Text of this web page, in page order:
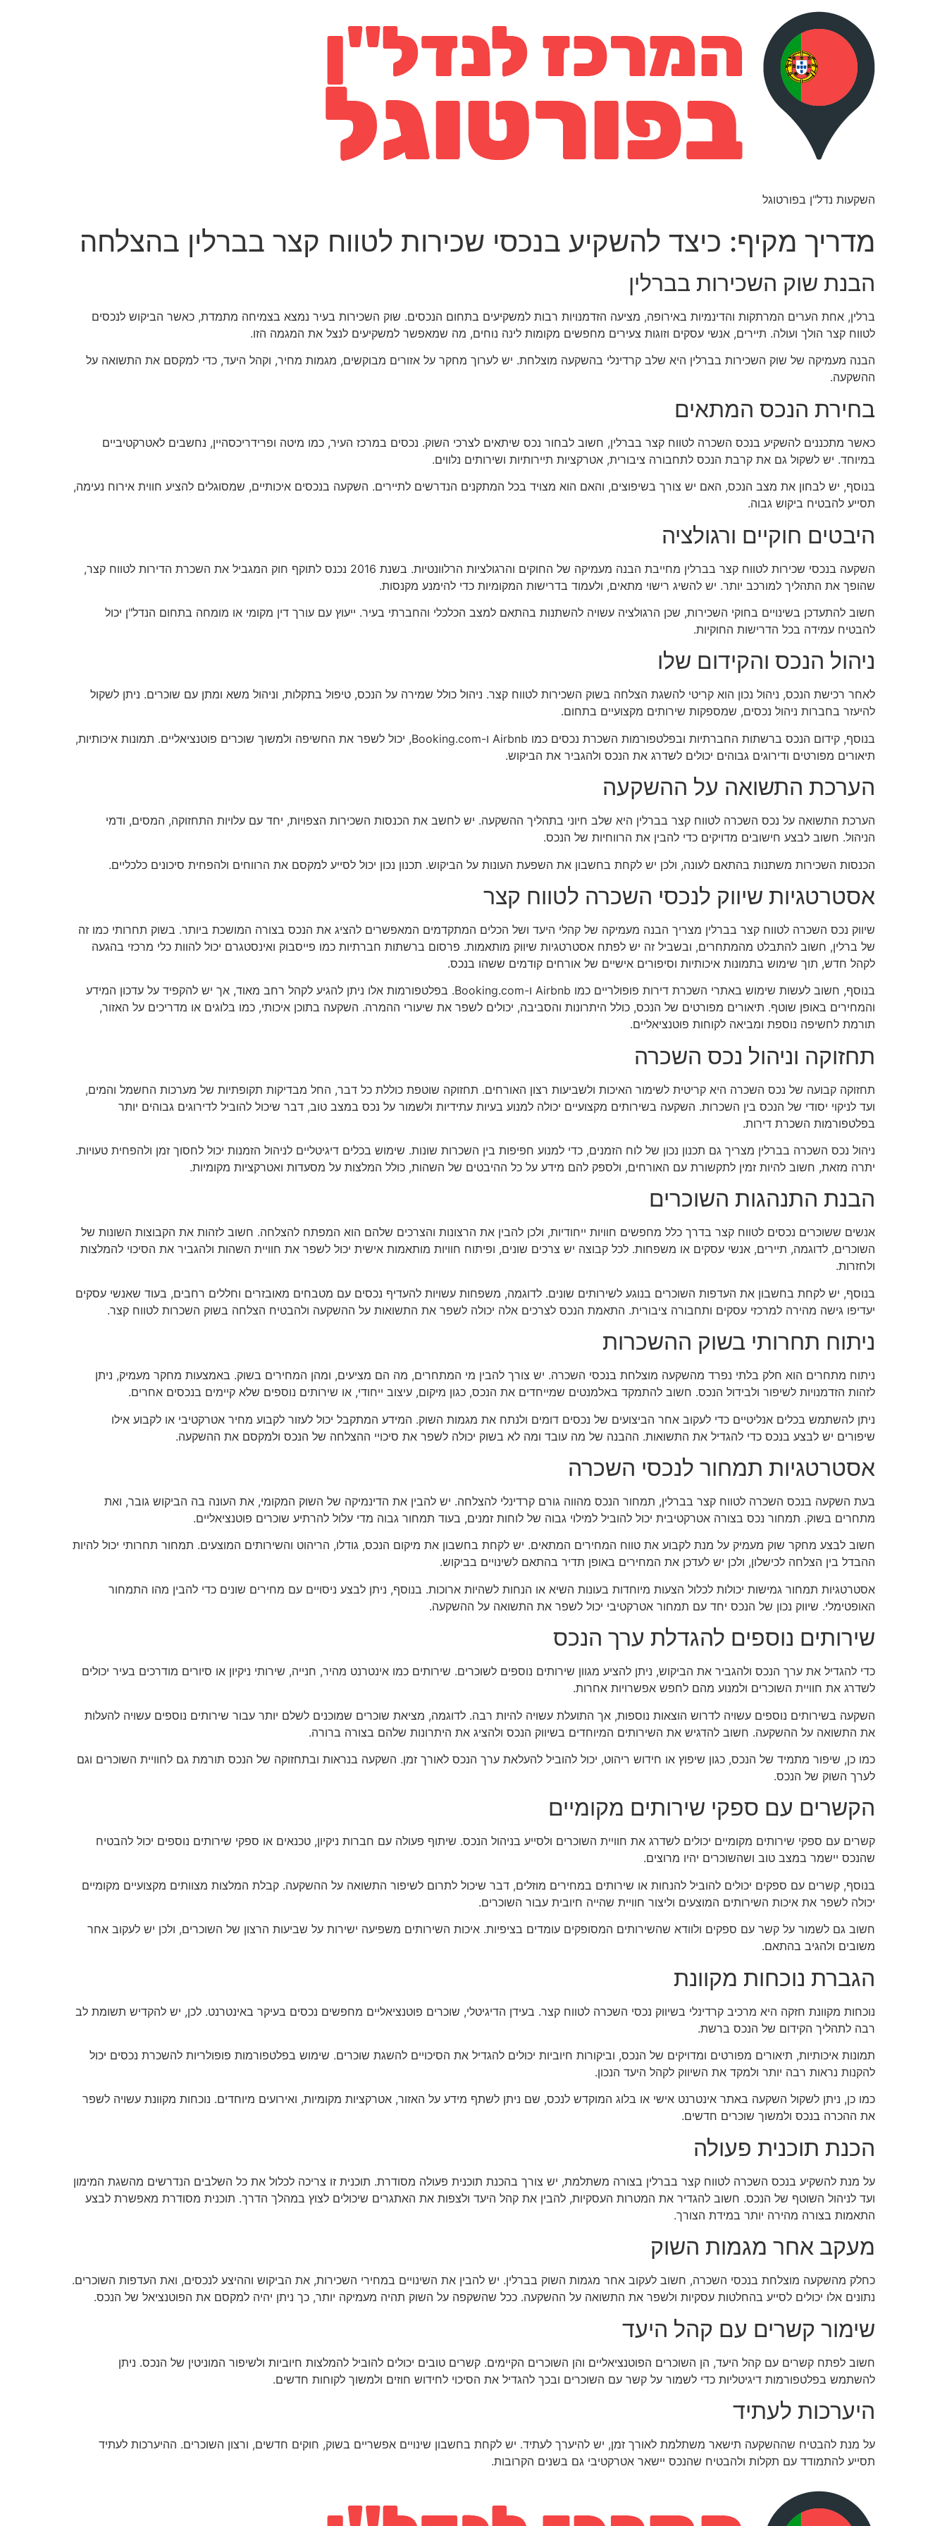
השקעות נדל"ן בפורטוגל
מדריך מקיף: כיצד להשקיע בנכסי שכירות לטווח קצר בברלין בהצלחה
הבנת שוק השכירות בברלין
ברלין, אחת הערים המרתקות והדינמיות באירופה, מציעה הזדמנויות רבות למשקיעים בתחום הנכסים. שוק השכירות בעיר נמצא בצמיחה מתמדת, כאשר הביקוש לנכסים
לטווח קצר הולך ועולה. תיירים, אנשי עסקים וזוגות צעירים מחפשים מקומות לינה נוחים, מה שמאפשר למשקיעים לנצל את המגמה הזו.
הבנה מעמיקה של שוק השכירות בברלין היא שלב קרדינלי בהשקעה מוצלחת. יש לערוך מחקר על אזורים מבוקשים, מגמות מחיר, וקהל היעד, כדי למקסם את התשואה על
ההשקעה.
בחירת הנכס המתאים
כאשר מתכננים להשקיע בנכס השכרה לטווח קצר בברלין, חשוב לבחור נכס שיתאים לצרכי השוק. נכסים במרכז העיר, כמו מיטה ופרידריכסהיין, נחשבים לאטרקטיביים
במיוחד. יש לשקול גם את קרבת הנכס לתחבורה ציבורית, אטרקציות תיירותיות ושירותים נלווים.
בנוסף, יש לבחון את מצב הנכס, האם יש צורך בשיפוצים, והאם הוא מצויד בכל המתקנים הנדרשים לתיירים. השקעה בנכסים איכותיים, שמסוגלים להציע חווית אירוח נעימה,
תסייע להבטיח ביקוש גבוה.
היבטים חוקיים ורגולציה
השקעה בנכסי שכירות לטווח קצר בברלין מחייבת הבנה מעמיקה של החוקים והרגולציות הרלוונטיות. בשנת 2016 נכנס לתוקף חוק המגביל את השכרת הדירות לטווח קצר,
שהופך את התהליך למורכב יותר. יש להשיג רישוי מתאים, ולעמוד בדרישות המקומיות כדי להימנע מקנסות.
חשוב להתעדכן בשינויים בחוקי השכירות, שכן הרגולציה עשויה להשתנות בהתאם למצב הכלכלי והחברתי בעיר. ייעוץ עם עורך דין מקומי או מומחה בתחום הנדל"ן יכול
להבטיח עמידה בכל הדרישות החוקיות.
ניהול הנכס והקידום שלו
לאחר רכישת הנכס, ניהול נכון הוא קריטי להשגת הצלחה בשוק השכירות לטווח קצר. ניהול כולל שמירה על הנכס, טיפול בתקלות, וניהול משא ומתן עם שוכרים. ניתן לשקול
להיעזר בחברות ניהול נכסים, שמספקות שירותים מקצועיים בתחום.
בנוסף, קידום הנכס ברשתות החברתיות ובפלטפורמות השכרת נכסים כמו Airbnb ו-Booking.com, יכול לשפר את החשיפה ולמשוך שוכרים פוטנציאליים. תמונות איכותיות,
תיאורים מפורטים ודירוגים גבוהים יכולים לשדרג את הנכס ולהגביר את הביקוש.
הערכת התשואה על ההשקעה
הערכת התשואה על נכס השכרה לטווח קצר בברלין היא שלב חיוני בתהליך ההשקעה. יש לחשב את הכנסות השכירות הצפויות, יחד עם עלויות התחזוקה, המסים, ודמי
הניהול. חשוב לבצע חישובים מדויקים כדי להבין את הרווחיות של הנכס.
הכנסות השכירות משתנות בהתאם לעונה, ולכן יש לקחת בחשבון את השפעת העונות על הביקוש. תכנון נכון יכול לסייע למקסם את הרווחים ולהפחית סיכונים כלכליים.
אסטרטגיות שיווק לנכסי השכרה לטווח קצר
שיווק נכס השכרה לטווח קצר בברלין מצריך הבנה מעמיקה של קהלי היעד ושל הכלים המתקדמים המאפשרים להציג את הנכס בצורה המושכת ביותר. בשוק תחרותי כמו זה
של ברלין, חשוב להתבלט מהמתחרים, ובשביל זה יש לפתח אסטרטגיות שיווק מותאמות. פרסום ברשתות חברתיות כמו פייסבוק ואינסטגרם יכול להוות כלי מרכזי בהגעה
לקהל חדש, תוך שימוש בתמונות איכותיות וסיפורים אישיים של אורחים קודמים ששהו בנכס.
בנוסף, חשוב לעשות שימוש באתרי השכרת דירות פופולריים כמו Airbnb ו-Booking.com. בפלטפורמות אלו ניתן להגיע לקהל רחב מאוד, אך יש להקפיד על עדכון המידע
והמחירים באופן שוטף. תיאורים מפורטים של הנכס, כולל היתרונות והסביבה, יכולים לשפר את שיעורי ההמרה. השקעה בתוכן איכותי, כמו בלוגים או מדריכים על האזור,
תורמת לחשיפה נוספת ומביאה לקוחות פוטנציאליים.
תחזוקה וניהול נכס השכרה
תחזוקה קבועה של נכס השכרה היא קריטית לשימור האיכות ולשביעות רצון האורחים. תחזוקה שוטפת כוללת כל דבר, החל מבדיקות תקופתיות של מערכות החשמל והמים,
ועד לניקוי יסודי של הנכס בין השכרות. השקעה בשירותים מקצועיים יכולה למנוע בעיות עתידיות ולשמור על נכס במצב טוב, דבר שיכול להוביל לדירוגים גבוהים יותר
בפלטפורמות השכרת דירות.
ניהול נכס השכרה בברלין מצריך גם תכנון נכון של לוח הזמנים, כדי למנוע חפיפות בין השכרות שונות. שימוש בכלים דיגיטליים לניהול הזמנות יכול לחסוך זמן ולהפחית טעויות.
יתרה מזאת, חשוב להיות זמין לתקשורת עם האורחים, ולספק להם מידע על כל ההיבטים של השהות, כולל המלצות על מסעדות ואטרקציות מקומיות.
הבנת התנהגות השוכרים
אנשים ששוכרים נכסים לטווח קצר בדרך כלל מחפשים חוויות ייחודיות, ולכן להבין את הרצונות והצרכים שלהם הוא המפתח להצלחה. חשוב לזהות את הקבוצות השונות של
השוכרים, לדוגמה, תיירים, אנשי עסקים או משפחות. לכל קבוצה יש צרכים שונים, ופיתוח חוויות מותאמות אישית יכול לשפר את חוויית השהות ולהגביר את הסיכוי להמלצות
ולחזרות.
בנוסף, יש לקחת בחשבון את העדפות השוכרים בנוגע לשירותים שונים. לדוגמה, משפחות עשויות להעדיף נכסים עם מטבחים מאובזרים וחללים רחבים, בעוד שאנשי עסקים
יעדיפו גישה מהירה למרכזי עסקים ותחבורה ציבורית. התאמת הנכס לצרכים אלה יכולה לשפר את התשואות על ההשקעה ולהבטיח הצלחה בשוק השכרות לטווח קצר.
ניתוח תחרותי בשוק ההשכרות
ניתוח מתחרים הוא חלק בלתי נפרד מהשקעה מוצלחת בנכסי השכרה. יש צורך להבין מי המתחרים, מה הם מציעים, ומהן המחירים בשוק. באמצעות מחקר מעמיק, ניתן
לזהות הזדמנויות לשיפור ולבידול הנכס. חשוב להתמקד באלמנטים שמייחדים את הנכס, כגון מיקום, עיצוב ייחודי, או שירותים נוספים שלא קיימים בנכסים אחרים.
ניתן להשתמש בכלים אנליטיים כדי לעקוב אחר הביצועים של נכסים דומים ולנתח את מגמות השוק. המידע המתקבל יכול לעזור לקבוע מחיר אטרקטיבי או לקבוע אילו
שיפורים יש לבצע בנכס כדי להגדיל את התשואות. ההבנה של מה עובד ומה לא בשוק יכולה לשפר את סיכויי ההצלחה של הנכס ולמקסם את ההשקעה.
אסטרטגיות תמחור לנכסי השכרה
בעת השקעה בנכס השכרה לטווח קצר בברלין, תמחור הנכס מהווה גורם קרדינלי להצלחה. יש להבין את הדינמיקה של השוק המקומי, את העונה בה הביקוש גובר, ואת
מתחרים בשוק. תמחור נכס בצורה אטרקטיבית יכול להוביל למילוי גבוה של לוחות זמנים, בעוד תמחור גבוה מדי עלול להרתיע שוכרים פוטנציאליים.
חשוב לבצע מחקר שוק מעמיק על מנת לקבוע את טווח המחירים המתאים. יש לקחת בחשבון את מיקום הנכס, גודלו, הריהוט והשירותים המוצעים. תמחור תחרותי יכול להיות
ההבדל בין הצלחה לכישלון, ולכן יש לעדכן את המחירים באופן תדיר בהתאם לשינויים בביקוש.
אסטרטגיות תמחור גמישות יכולות לכלול הצעות מיוחדות בעונות השיא או הנחות לשהיות ארוכות. בנוסף, ניתן לבצע ניסויים עם מחירים שונים כדי להבין מהו התמחור
האופטימלי. שיווק נכון של הנכס יחד עם תמחור אטרקטיבי יכול לשפר את התשואה על ההשקעה.
שירותים נוספים להגדלת ערך הנכס
כדי להגדיל את ערך הנכס ולהגביר את הביקוש, ניתן להציע מגוון שירותים נוספים לשוכרים. שירותים כמו אינטרנט מהיר, חנייה, שירותי ניקיון או סיורים מודרכים בעיר יכולים
לשדרג את חוויית השוכרים ולמנוע מהם לחפש אפשרויות אחרות.
השקעה בשירותים נוספים עשויה לדרוש הוצאות נוספות, אך התועלת עשויה להיות רבה. לדוגמה, מציאת שוכרים שמוכנים לשלם יותר עבור שירותים נוספים עשויה להעלות
את התשואה על ההשקעה. חשוב להדגיש את השירותים המיוחדים בשיווק הנכס ולהציג את היתרונות שלהם בצורה ברורה.
כמו כן, שיפור מתמיד של הנכס, כגון שיפוץ או חידוש ריהוט, יכול להוביל להעלאת ערך הנכס לאורך זמן. השקעה בנראות ובתחזוקה של הנכס תורמת גם לחוויית השוכרים וגם
לערך השוק של הנכס.
הקשרים עם ספקי שירותים מקומיים
קשרים עם ספקי שירותים מקומיים יכולים לשדרג את חוויית השוכרים ולסייע בניהול הנכס. שיתוף פעולה עם חברות ניקיון, טכנאים או ספקי שירותים נוספים יכול להבטיח
שהנכס יישמר במצב טוב ושהשוכרים יהיו מרוצים.
בנוסף, קשרים עם ספקים יכולים להוביל להנחות או שירותים במחירים מוזלים, דבר שיכול לתרום לשיפור התשואה על ההשקעה. קבלת המלצות מצוותים מקצועיים מקומיים
יכולה לשפר את איכות השירותים המוצעים וליצור חוויית שהייה חיובית עבור השוכרים.
חשוב גם לשמור על קשר עם ספקים ולוודא שהשירותים המסופקים עומדים בציפיות. איכות השירותים משפיעה ישירות על שביעות הרצון של השוכרים, ולכן יש לעקוב אחר
משובים ולהגיב בהתאם.
הגברת נוכחות מקוונת
נוכחות מקוונת חזקה היא מרכיב קרדינלי בשיווק נכסי השכרה לטווח קצר. בעידן הדיגיטלי, שוכרים פוטנציאליים מחפשים נכסים בעיקר באינטרנט. לכן, יש להקדיש תשומת לב
רבה לתהליך הקידום של הנכס ברשת.
תמונות איכותיות, תיאורים מפורטים ומדויקים של הנכס, וביקורות חיוביות יכולים להגדיל את הסיכויים להשגת שוכרים. שימוש בפלטפורמות פופולריות להשכרת נכסים יכול
להקנות נראות רבה יותר ולמקד את השיווק לקהל היעד הנכון.
כמו כן, ניתן לשקול השקעה באתר אינטרנט אישי או בלוג המוקדש לנכס, שם ניתן לשתף מידע על האזור, אטרקציות מקומיות, ואירועים מיוחדים. נוכחות מקוונת עשויה לשפר
את ההכרה בנכס ולמשוך שוכרים חדשים.
הכנת תוכנית פעולה
על מנת להשקיע בנכס השכרה לטווח קצר בברלין בצורה משתלמת, יש צורך בהכנת תוכנית פעולה מסודרת. תוכנית זו צריכה לכלול את כל השלבים הנדרשים מהשגת המימון
ועד לניהול השוטף של הנכס. חשוב להגדיר את המטרות העסקיות, להבין את קהל היעד ולצפות את האתגרים שיכולים לצוץ במהלך הדרך. תוכנית מסודרת מאפשרת לבצע
התאמות בצורה מהירה יותר במידת הצורך.
מעקב אחר מגמות השוק
כחלק מהשקעה מוצלחת בנכסי השכרה, חשוב לעקוב אחר מגמות השוק בברלין. יש להבין את השינויים במחירי השכירות, את הביקוש וההיצע לנכסים, ואת העדפות השוכרים.
נתונים אלו יכולים לסייע בהחלטות עסקיות ולשפר את התשואה על ההשקעה. ככל שהשקפה על השוק תהיה מעמיקה יותר, כך ניתן יהיה למקסם את הפוטנציאל של הנכס.
שימור קשרים עם קהל היעד
חשוב לפתח קשרים עם קהל היעד, הן השוכרים הפוטנציאליים והן השוכרים הקיימים. קשרים טובים יכולים להוביל להמלצות חיוביות ולשיפור המוניטין של הנכס. ניתן
להשתמש בפלטפורמות דיגיטליות כדי לשמור על קשר עם השוכרים ובכך להגדיל את הסיכוי לחידוש חוזים ולמשוך לקוחות חדשים.
היערכות לעתיד
על מנת להבטיח שההשקעה תישאר משתלמת לאורך זמן, יש להיערך לעתיד. יש לקחת בחשבון שינויים אפשריים בשוק, חוקים חדשים, ורצון השוכרים. ההיערכות לעתיד
תסייע להתמודד עם תקלות ולהבטיח שהנכס יישאר אטרקטיבי גם בשנים הקרובות.